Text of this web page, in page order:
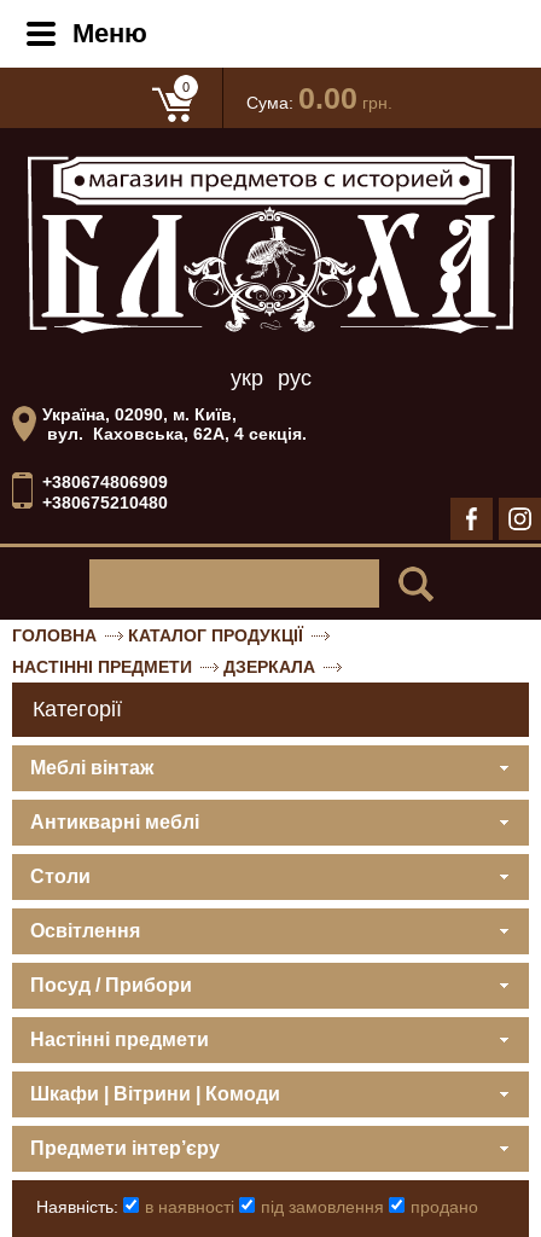
0
Сума: 0.00 грн.
укр рус
Україна, 02090, м. Київ,
вул. Каховська, 62А, 4 секція.
+380674806909
+380675210480
Меню
ГОЛОВНА
КАТАЛОГ ПРОДУКЦІЇ
НАСТІННІ ПРЕДМЕТИ
ДЗЕРКАЛА
Категорії
Меблі вінтаж
Антикварні меблі
Столи
Освітлення
Посуд / Прибори
Настінні предмети
Шкафи | Вітрини | Комоди
Предмети інтер’єру
Наявність: в наявності під замовлення продано